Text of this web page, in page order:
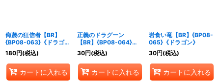
侮蔑の狂信者【BR】
{BP08-063}《ドラゴ
ン》
180円(税込)
カートに入れる
正義のドラグーン
【BR】{BP08-064}
《ドラゴン》
30円(税込)
カートに入れる
岩食い竜【BR】{BP08-
065}《ドラゴン》
30円(税込)
カートに入れる